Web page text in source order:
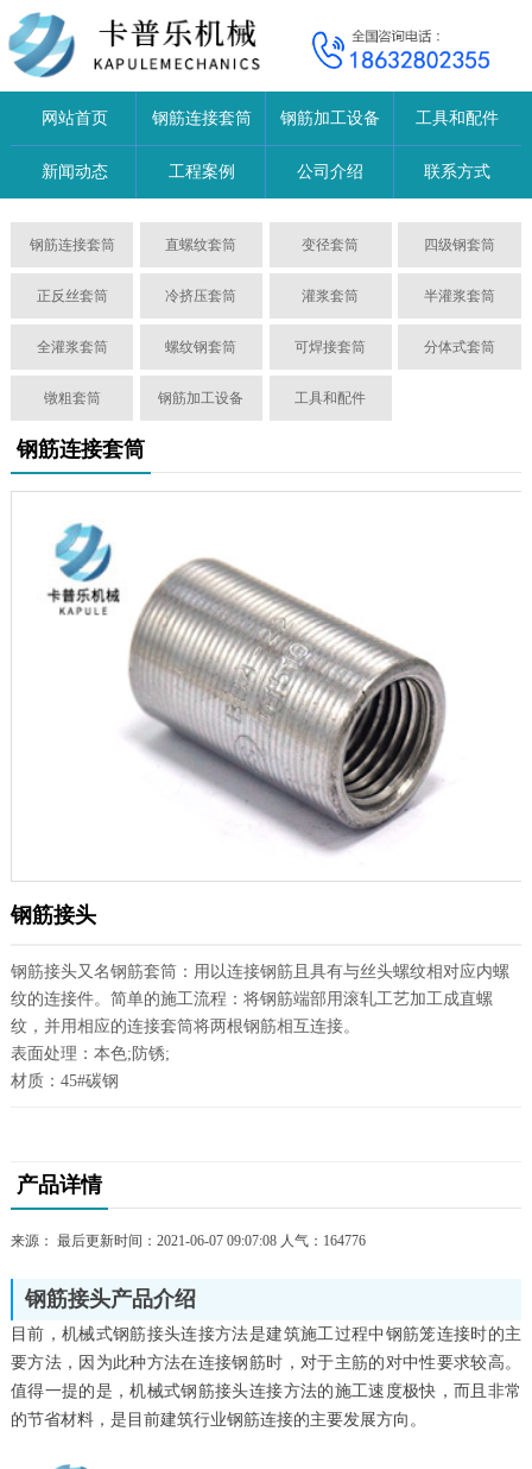
网站首页 钢筋连接套筒 钢筋加工设备 工具和配件
新闻动态 工程案例 公司介绍 联系方式
钢筋连接套筒 直螺纹套筒 变径套筒 四级钢套筒
正反丝套筒 冷挤压套筒 灌浆套筒 半灌浆套筒
全灌浆套筒 螺纹钢套筒 可焊接套筒 分体式套筒
镦粗套筒 钢筋加工设备 工具和配件
钢筋连接套筒
钢筋接头
钢筋接头又名钢筋套筒：用以连接钢筋且具有与丝头螺纹相对应内螺
纹的连接件。简单的施工流程：将钢筋端部用滚轧工艺加工成直螺
纹，并用相应的连接套筒将两根钢筋相互连接。
表面处理：本色;防锈;
材质：45#碳钢
产品详情
来源： 最后更新时间：2021-06-07 09:07:08 人气： 164776
钢筋接头产品介绍
目前，机械式钢筋接头连接方法是建筑施工过程中钢筋笼连接时的主
要方法，因为此种方法在连接钢筋时，对于主筋的对中性要求较高。
值得一提的是，机械式钢筋接头连接方法的施工速度极快，而且非常
的节省材料，是目前建筑行业钢筋连接的主要发展方向。